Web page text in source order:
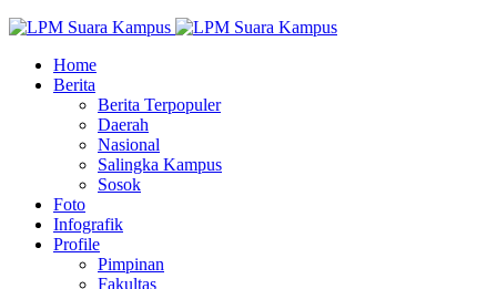
Home
Berita
Berita Terpopuler
Daerah
Nasional
Salingka Kampus
Sosok
Foto
Infografik
Profile
Pimpinan
Fakultas